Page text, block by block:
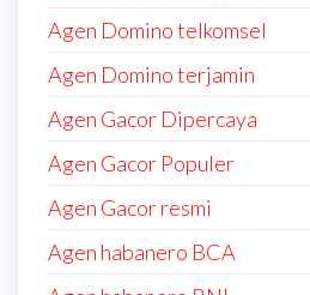
Agen Domino telkomsel
Agen Domino terjamin
Agen Gacor Dipercaya
Agen Gacor Populer
Agen Gacor resmi
Agen habanero BCA